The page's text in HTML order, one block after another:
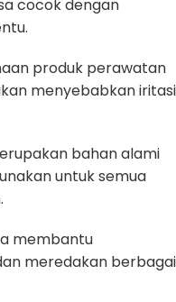
cocok dengan
produk perawatan
menyebabkan iritasi
bahan alami
untuk semua
membantu
meredakan berbagai